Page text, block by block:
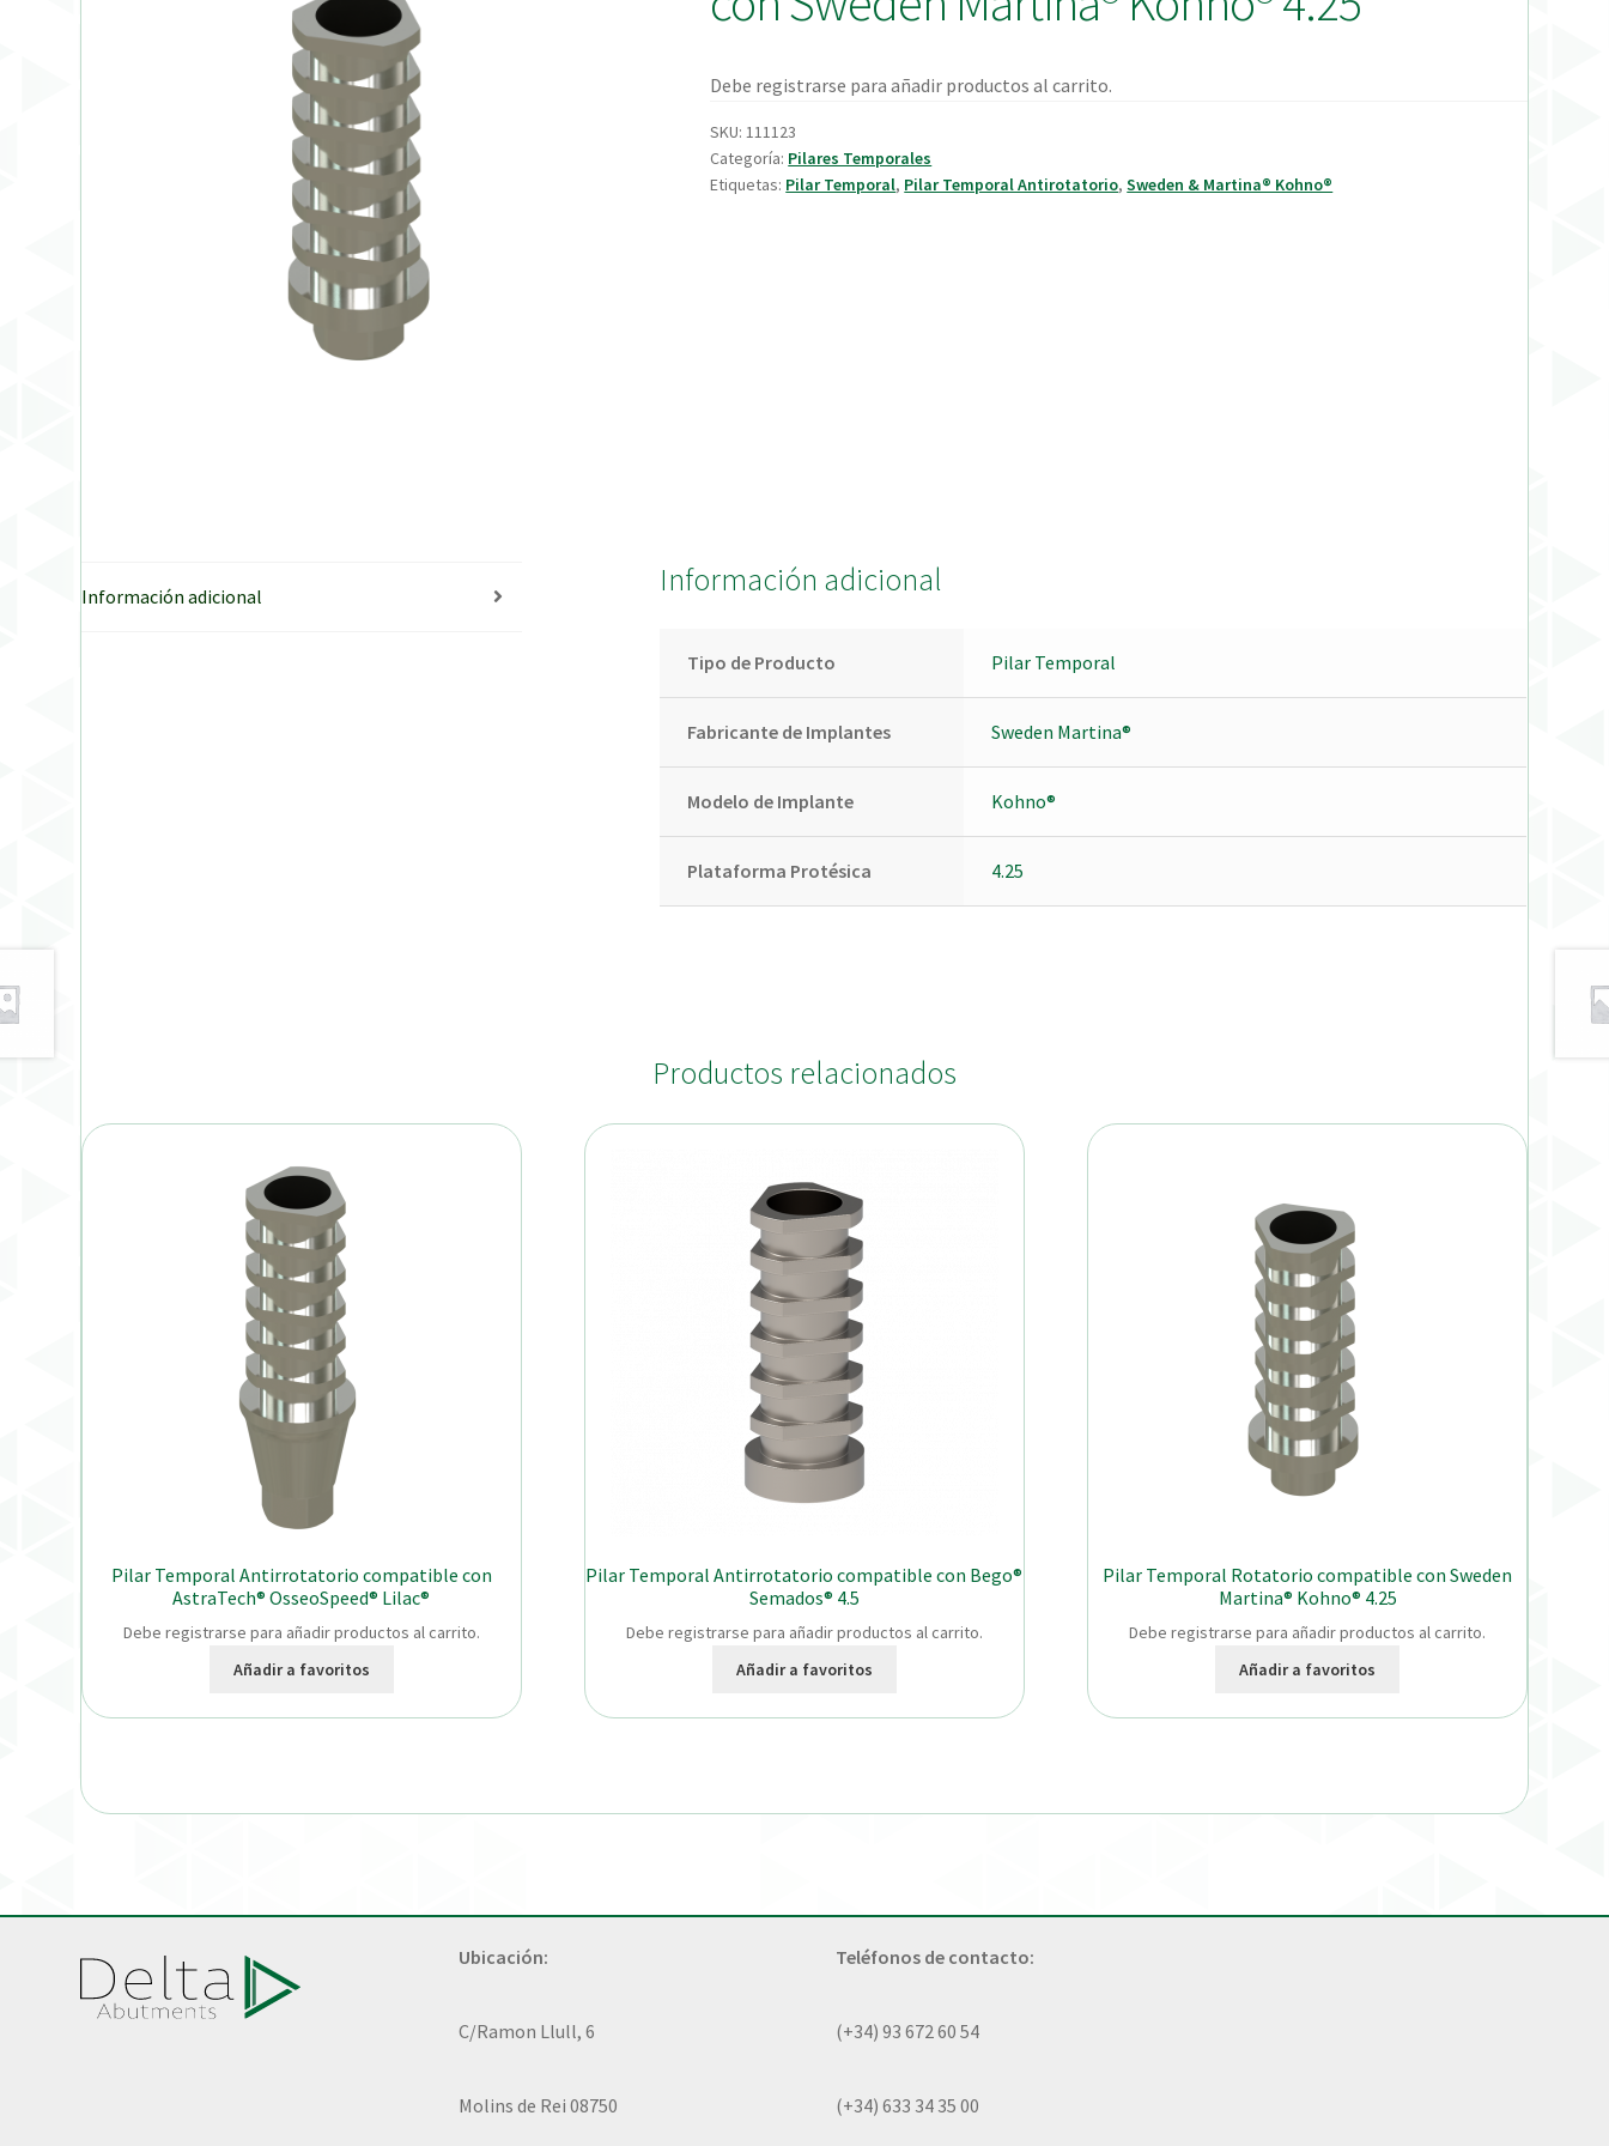
Debe registrarse para añadir productos al carrito.
SKU:111123
Categoría: Pilares Temporales
Etiquetas: Pilar Temporal, Pilar Temporal Antirotatorio,Sweden & Martina® Kohno®
Información adicional Información adicional
Tipo de Producto Pilar Temporal
Fabricante de Implantes Sweden Martina®
Modelo de Implante Kohno®
Plataforma Protésica 4.25
Productos relacionados
Pilar Temporal Antirrotatorio compatible con
AstraTech® OsseoSpeed® Lilac®
Debe registrarse para añadir productos al carrito.
Añadir a favoritos
Pilar Temporal Antirrotatorio compatible con Bego®
Semados® 4.5
Debe registrarse para añadir productos al carrito.
Añadir a favoritos
Pilar Temporal Rotatorio compatible con Sweden
Martina® Kohno® 4.25
Debe registrarse para añadir productos al carrito.
Añadir a favoritos
Ubicación:
C/Ramon Llull, 6
Molins de Rei 08750
Teléfonos de contacto:
(+34) 93 672 60 54
(+34) 633 34 35 00